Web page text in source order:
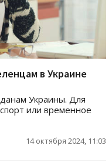
в Украине
Украины. Для
или временное
14 октября 2024, 11:03